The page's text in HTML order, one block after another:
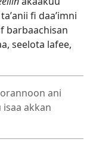
fi daaʼimni
barbaachisan
seelota lafee,
ani
akkan